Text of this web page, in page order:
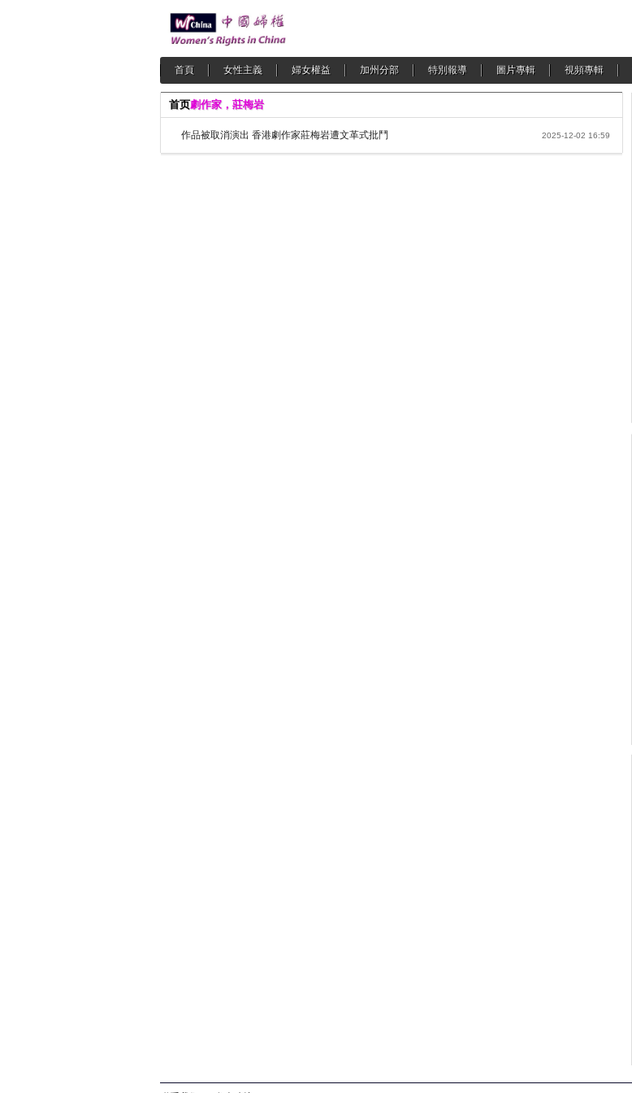
首頁 女性主義 婦女權益 加州分部 特別報導 圖片專輯 視頻專輯
首页劇作家，莊梅岩
作品被取消演出 香港劇作家莊梅岩遭文革式批鬥 2025-12-02 16:59